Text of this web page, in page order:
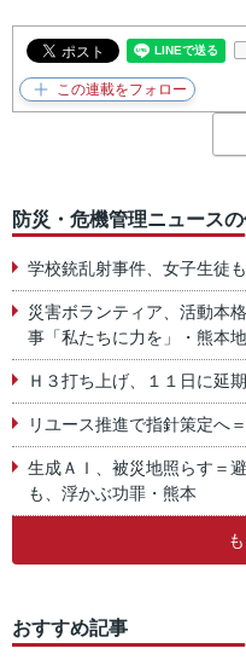
防災・危機管理ニュース
学校銃乱射事件、女子生徒
災害ボランティア、活動本
事「私たちに力を」・熊本
Ｈ３打ち上げ、１１日に延
リユース推進で指針策定へ
生成ＡＩ、被災地照らす＝
も、浮かぶ功罪・熊本
おすすめ記事